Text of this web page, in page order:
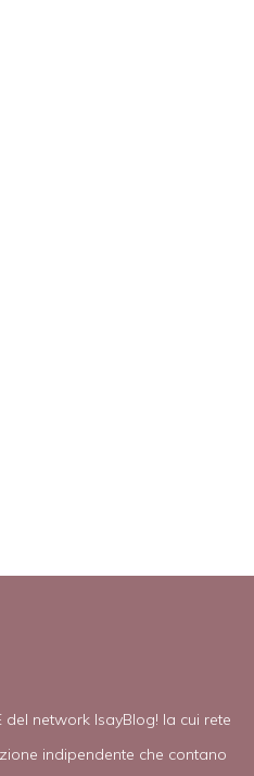
del network IsayBlog! la cui rete
indipendente che contano